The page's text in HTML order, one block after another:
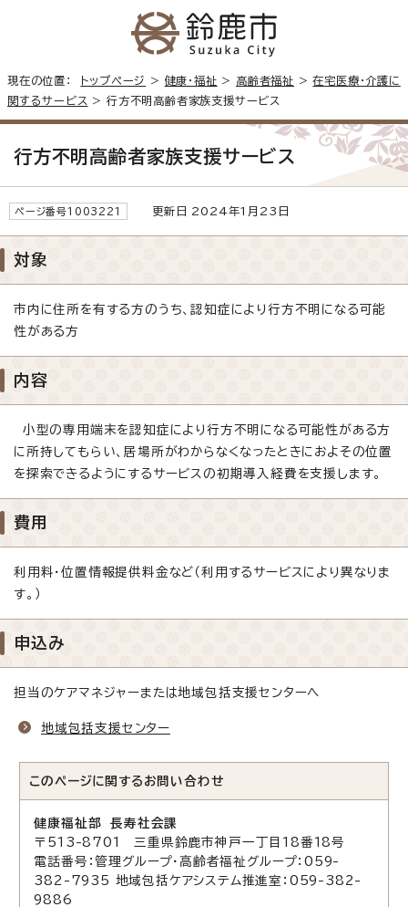
現在の位置： トップページ > 健康・福祉 > 高齢者福祉 >在宅医療・介護に
関するサービス
> 行方不明高齢者家族支援サービス
行方不明高齢者家族支援サービス
ページ番号1003221 更新日 2024年1月23日
対象
市内に住所を有する方のうち、認知症により行方不明になる可能
性がある方
内容
小型の専用端末を認知症により行方不明になる可能性がある方
に所持してもらい、居場所がわからなくなったときにおよその位置
を探索できるようにするサービスの初期導入経費を支援します。
費用
利用料・位置情報提供料金など（利用するサービスにより異なりま
す。）
申込み
担当のケアマネジャーまたは地域包括支援センターへ
地域包括支援センター
このページに関する お問い合わせ
健康福祉部 長寿社会課
〒513-8701 三重県鈴鹿市神戸一丁目18番18号
電話番号：管理グループ・高齢者福祉グループ：059-
382-7935 地域包括ケアシステム推進室：059-382-
9886